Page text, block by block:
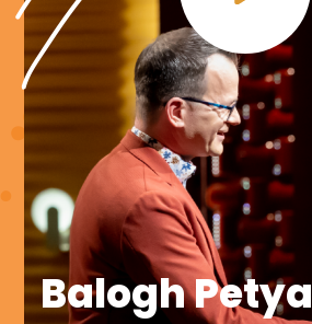
Balogh Petya